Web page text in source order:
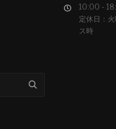
10:00 -
定休日：
ス時